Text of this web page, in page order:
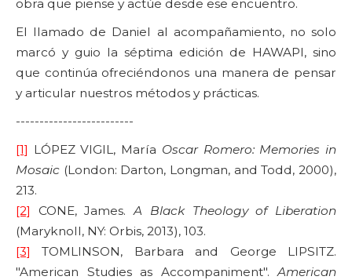
obra que piense y actúe desde ese encuentro.
El llamado de Daniel al acompañamiento, no solo
marcó y guio la séptima edición de HAWAPI, sino
que continúa ofreciéndonos una manera de pensar
y articular nuestros métodos y prácticas.
-------------------------
[1] LÓPEZ VIGIL, María Oscar Romero: Memories in
Mosaic (London: Darton, Longman, and Todd, 2000),
213.
[2]
CONE, James.A Black Theology of Liberation
(Maryknoll, NY: Orbis, 2013), 103.
[3]
TOMLINSON, Barbara and George LIPSITZ.
"American Studies as Accompaniment". American